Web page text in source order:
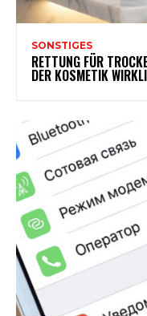
SONSTIGES
RETTUNG FÜR
DER KOSMETIK